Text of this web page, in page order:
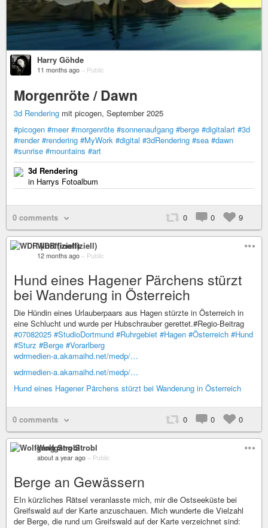
Harry Göhde
11 months ago – Public
Morgenröte / Dawn
3d Rendering mit picogen, September 2025
#picogen #meer #morgenröte #sonnenaufgang #berge #digitalart #3d
#render #rendering #MyWork #digital #3dRendering #sea #dawn
#sunrise #mountains #art
3d Rendering
in Harrys Fotoalbum
0 comments 0 0 9
WDR (inoffiziell)
12 months ago – Public
Hund eines Hagener Pärchens stürzt
bei Wanderung in Österreich
Die Hündin eines Urlauberpaars aus Hagen stürzte in Österreich in
eine Schlucht und wurde per Hubschrauber gerettet.#Regio-Beitrag
#07082025 #StudioDortmund #Ruhrgebiet #Hagen #Österreich #Hund
#Sturz #Berge #Vorarlberg
wdrmedien-a.akamaihd.net/medp/…
wdrmedien-a.akamaihd.net/medp/…
Hund eines Hagener Pärchens stürzt bei Wanderung in Österreich
0 comments 0 0 0
Wolfgang Strobl
about a year ago – Public
Berge an Gewässern
EIn kürzliches Rätsel veranlasste mich, mir die Ostseeküste bei
Greifswald auf der Karte anzuschauen. Mich wunderte die Vielzahl
der Berge, die rund um Greifswald auf der Karte verzeichnet sind: